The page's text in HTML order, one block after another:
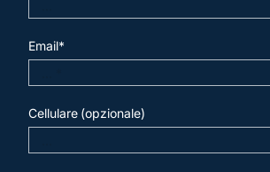
Email*
Cellulare (opzionale)